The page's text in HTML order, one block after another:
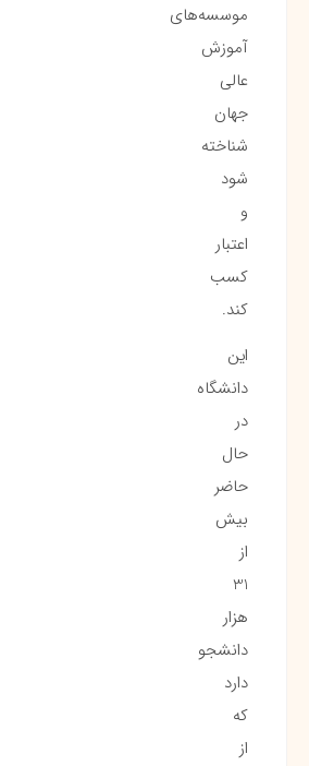
موسسه‌های
آموزش
عالی
جهان
شناخته
شود
و
اعتبار
کسب
کند.
این
دانشگاه
در
حال
حاضر
بیش
از
31
هزار
دانشجو
دارد
که
از